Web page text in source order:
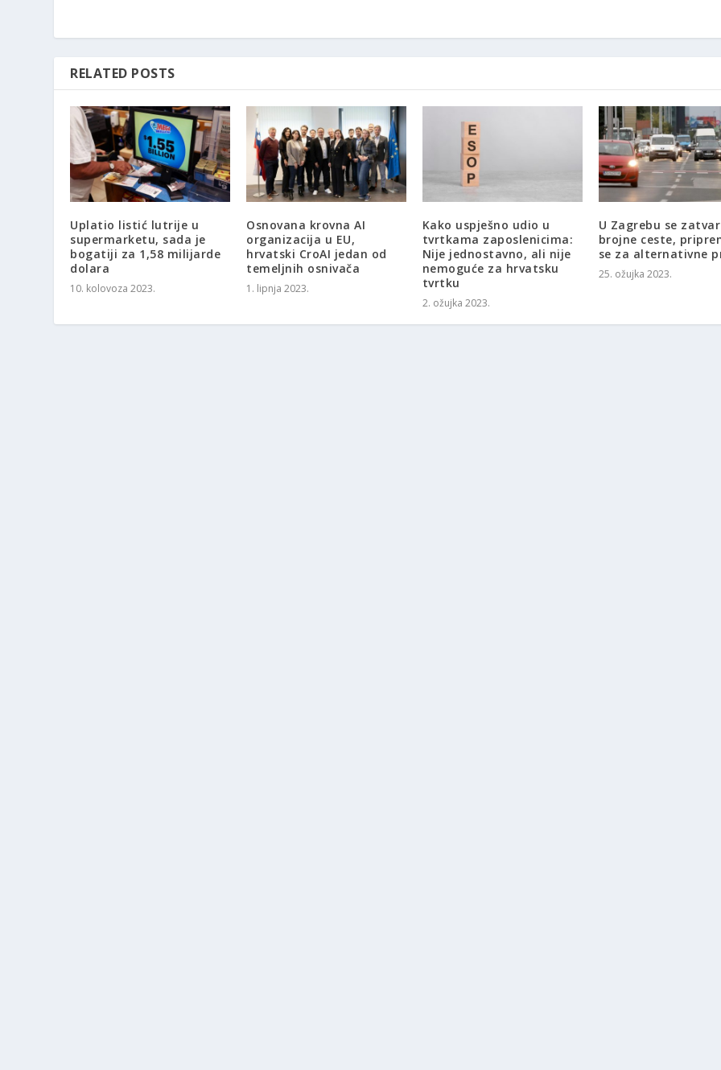
RELATED POSTS
Uplatio listić lutrije u
supermarketu, sada je
bogatiji za 1,58 milijarde
dolara
10. kolovoza 2023.
Osnovana krovna AI
organizacija u EU,
hrvatski CroAI jedan od
temeljnih osnivača
1. lipnja 2023.
Kako uspješno udio u
tvrtkama zaposlenicima:
Nije jednostavno, ali nije
nemoguće za hrvatsku
tvrtku
2. ožujka 2023.
U Zagrebu se
brojne ceste,
se za alternativne
25. ožujka 2023.